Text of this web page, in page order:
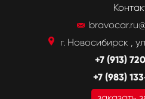
г. Новосибирск ,
+7 (913)
+7 (983)